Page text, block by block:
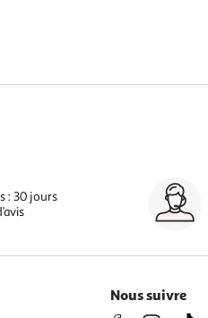
: 30 jours
Nous suivre